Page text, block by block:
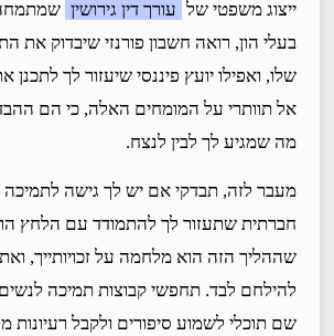
ייצוג משפטי של עורך דין גירושין שמתמחה
בעלי הון, רואה חשבון פורנזי שיבדוק את
שלו, ואפילו יועץ פיננסי שיעזור לך לתכנן
אל תוותרי על המומחים האלה, כי הם
מה שמגיע לך לבין לנצח.
מעבר לזה, תבדקי אם יש לך גישה לתמיכה
חברתית שתעזור לך להתמודד עם הלחץ
שההליך הזה הוא מלחמה על זכויותייך, ואת
להילחם לבד. תחפשי קבוצות תמיכה לנשים
שם תוכלי לשמוע סיפורים ולקבל רעיונות